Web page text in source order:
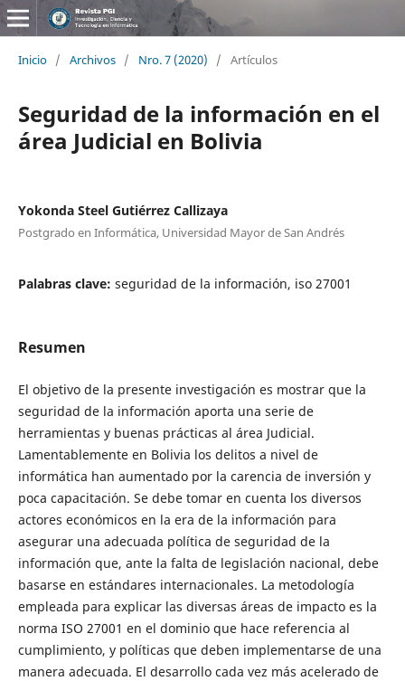
Inicio / Archivos / Nro. 7 (2020) / Artículos
Seguridad de la información en el
área Judicial en Bolivia
Yokonda Steel Gutiérrez Callizaya
Postgrado en Informática, Universidad Mayor de San Andrés
Palabras clave: seguridad de la información, iso 27001
Resumen
El objetivo de la presente investigación es mostrar que la
seguridad de la información aporta una serie de
herramientas y buenas prácticas al área Judicial.
Lamentablemente en Bolivia los delitos a nivel de
informática han aumentado por la carencia de inversión y
poca capacitación. Se debe tomar en cuenta los diversos
actores económicos en la era de la información para
asegurar una adecuada política de seguridad de la
información que, ante la falta de legislación nacional, debe
basarse en estándares internacionales. La metodología
empleada para explicar las diversas áreas de impacto es la
norma ISO 27001 en el dominio que hace referencia al
cumplimiento, y políticas que deben implementarse de una
manera adecuada. El desarrollo cada vez más acelerado de